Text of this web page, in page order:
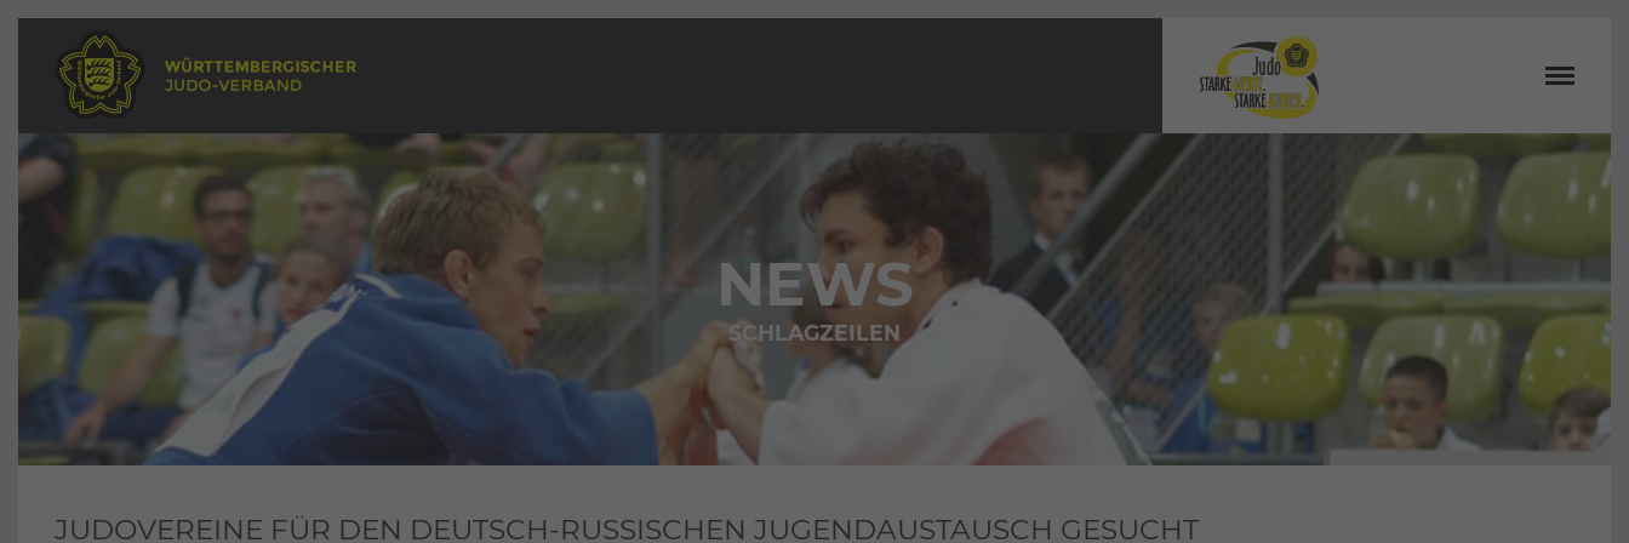
NEWS
SCHLAGZEILEN
JUDOVEREINE FÜR DEN DEUTSCH-RUSSISCHEN JUGENDAUSTAUSCH GESUCHT